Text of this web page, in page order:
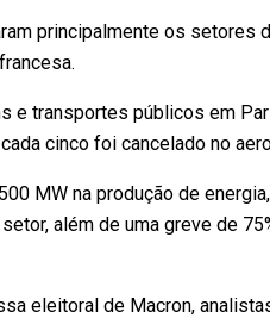
principalmente os setores
e transportes públicos em
cinco foi cancelado no
MW na produção de
além de uma greve de
eleitoral de Macron,